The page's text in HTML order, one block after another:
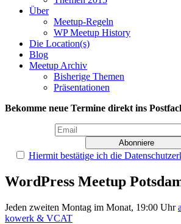
Über
Meetup-Regeln
WP Meetup History
Die Location(s)
Blog
Meetup Archiv
Bisherige Themen
Präsentationen
Bekomme neue Termine direkt ins
Hiermit bestätige ich die
WordPress Meetup
Jeden zweiten Montag im Monat, 19:00 Uhr
kowerk & VCAT